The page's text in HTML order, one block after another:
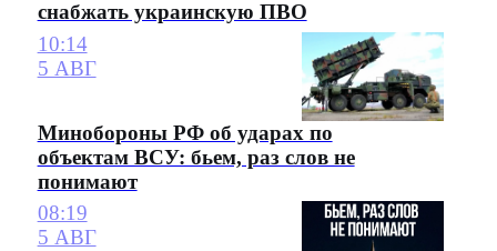
снабжать украинскую ПВО
10:14
5 АВГ
Минобороны РФ об ударах по
объектам ВСУ: бьем, раз слов не
понимают
08:19
5 АВГ